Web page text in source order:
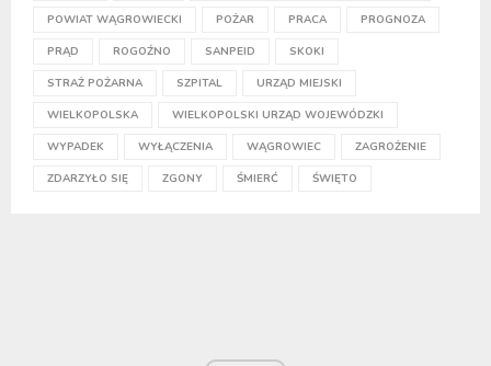
POWIAT WĄGROWIECKI POŻAR PRACA PROGNOZA
PRĄD ROGOŹNO SANPEID SKOKI
STRAŻ POŻARNA SZPITAL URZĄD MIEJSKI
WIELKOPOLSKA WIELKOPOLSKI URZĄD WOJEWÓDZKI
WYPADEK WYŁĄCZENIA WĄGROWIEC ZAGROŻENIE
ZDARZYŁO SIĘ ZGONY ŚMIERĆ ŚWIĘTO